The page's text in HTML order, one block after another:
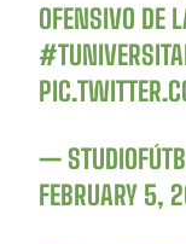
OFENSIVO DE
—
FEBRUARY 5,